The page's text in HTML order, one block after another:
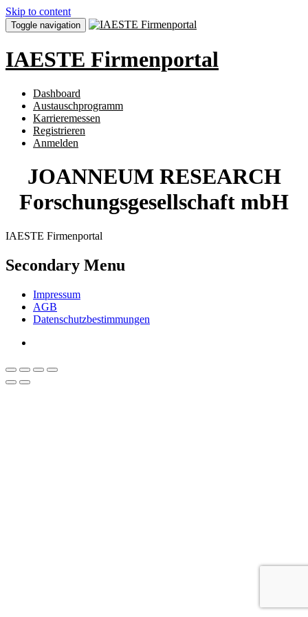
Skip to content
Toggle navigation
IAESTE Firmenportal
Dashboard
Austauschprogramm
Karrieremessen
Registrieren
Anmelden
JOANNEUM RESEARCH
Forschungsgesellschaft mbH
IAESTE Firmenportal
Secondary Menu
Impressum
AGB
Datenschutzbestimmungen